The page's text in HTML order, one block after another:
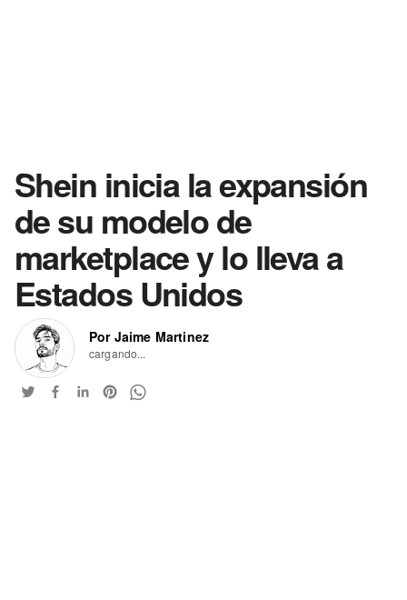
Shein inicia la expansión
de su modelo de
marketplace y lo lleva a
Estados Unidos
Por Jaime Martinez
cargando...